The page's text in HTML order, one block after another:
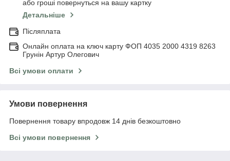
або гроші повернуться на вашу картку
Детальніше
Післяплата
Онлайн оплата на ключ карту ФОП 4035 2000 4319 8263
Грунін Артур Олегович
Всі умови оплати
Умови повернення
Повернення товару впродовж 14 днів безкоштовно
Всі умови повернення